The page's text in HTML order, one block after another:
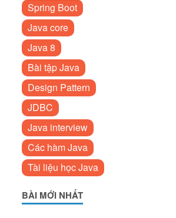
Spring Boot
Java core
Java 8
Bài tập Java
Design Pattern
JDBC
Java interview
Các hàm Java
Tài liệu học Java
BÀI MỚI NHẤT